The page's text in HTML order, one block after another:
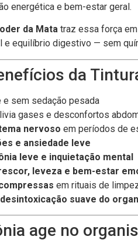
energética e bem-estar geral.
da Mata traz essa força
e equilíbrio digestivo — sem
da
e sem sedação pesada
gases e desconfortos
nervoso em períodos de
e ansiedade leve
leve e inquietação mental
leveza e bem-estar
em rituais de
suave do
age no